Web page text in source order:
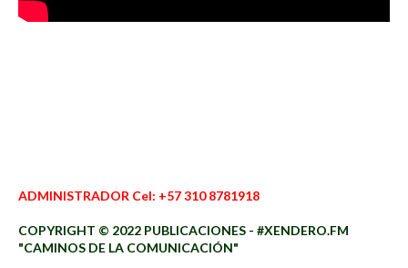
ADMINISTRADOR Cel: +57 310 8781918
COPYRIGHT © 2022 PUBLICACIONES - #XENDERO.FM
"CAMINOS DE LA COMUNICACIÓN"